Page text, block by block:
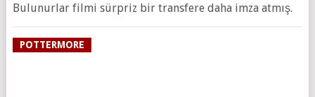
Bulunurlar filmi sürpriz bir transfere daha imza atmış.
POTTERMORE